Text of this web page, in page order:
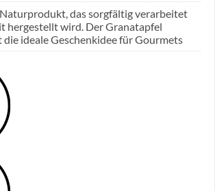
das sorgfältig verarbeitet
hergestellt wird. Der Granatapfel
die ideale Geschenkidee für Gourmets